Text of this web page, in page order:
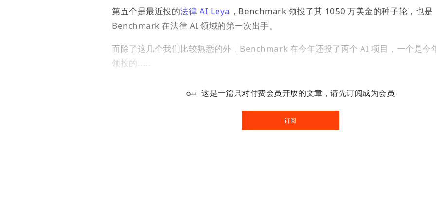
第五个是最近投的法律 AI Leya ，Benchmark 领投了其 1050 万美金的种子轮，也是
Benchmark 在法律 AI 领域的第一次出手。
而除了这几个我们比较熟悉的外，Benchmark 在今年还投了两个 AI 项目，一个是今
领投的.....
这是一篇只对付费会员开放的文章，请先订阅成为会员
订阅